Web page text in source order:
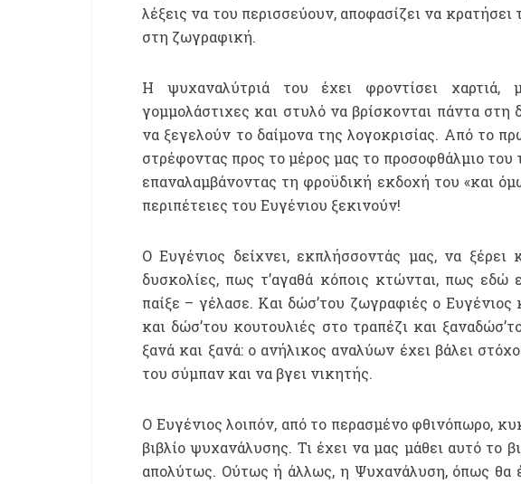
λέξεις να του περισσεύουν, αποφασίζει να κρατήσει
στη ζωγραφική.
Η ψυχαναλύτριά του έχει φροντίσει χαρτιά,
γομμολάστιχες και στυλό να βρίσκονται πάντα στη
να ξεγελούν το δαίμονα της λογοκρισίας. Από το
στρέφοντας προς το μέρος μας το προσοφθάλμιο του
επαναλαμβάνοντας τη φροϋδική εκδοχή του «και
περιπέτειες του Ευγένιου ξεκινούν!
Ο Ευγένιος δείχνει, εκπλήσσοντάς μας, να
δυσκολίες, πως τ’αγαθά κόποις κτώνται, πως εδώ
παίξε – γέλασε. Και δώσ’του ζωγραφιές ο Ευγένιος
και δώσ’του κουτουλιές στο τραπέζι και
ξανά και ξανά: ο ανήλικος αναλύων έχει βάλει
του σύμπαν και να βγει νικητής.
Ο Ευγένιος λοιπόν, από το περασμένο φθινόπωρο,
βιβλίο ψυχανάλυσης. Τι έχει να μας μάθει αυτό το
απολύτως. Ούτως ή άλλως, η Ψυχανάλυση, όπως θα